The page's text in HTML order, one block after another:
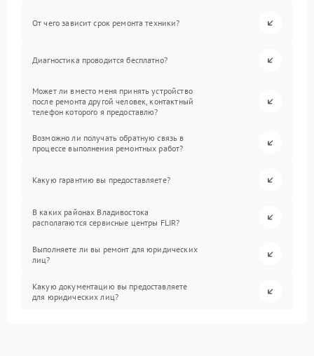
От чего зависит срок ремонта техники?
Диагностика проводится бесплатно?
Может ли вместо меня принять устройство
после ремонта другой человек, контактный
телефон которого я предоставлю?
Возможно ли получать обратную связь в
процессе выполнения ремонтных работ?
Какую гарантию вы предоставляете?
В каких районах Владивостока
располагаются сервисные центры FLIR?
Выполняете ли вы ремонт для юридических
лиц?
Какую документацию вы предоставляете
для юридических лиц?